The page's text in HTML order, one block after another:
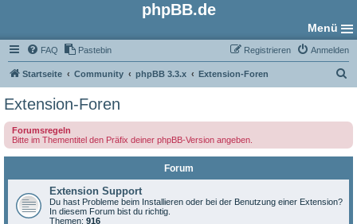
phpBB.de
Menü
FAQ Pastebin Anmelden
Registrieren
Startseite Community phpBB 3.3.x Extension-Foren
e
Extension-Foren
Forumsregeln
Bitte im Thementitel den Präfix deiner phpBB-Version angeben.
Forum
Extension Support
Du hast Probleme beim Installieren oder bei der Benutzung einer Extension?
In diesem Forum bist du richtig.
Themen: 916